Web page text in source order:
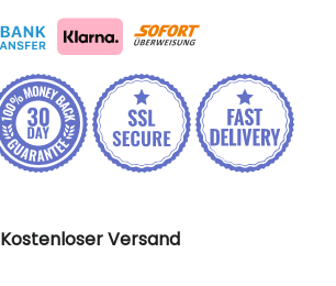
Kostenloser Versand